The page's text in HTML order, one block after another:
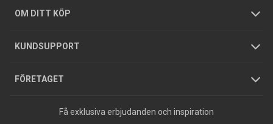
OM DITT KÖP
GDPR
KUNDSUPPORT
Köpguider
Varumärken
FÖRETAGET
Hållbarhet
Jobba hos oss
Press
Få exklusiva erbjudanden och inspiration